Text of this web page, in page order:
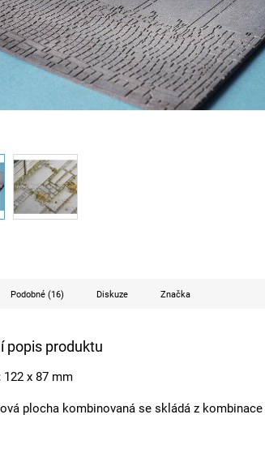
Podobné (16) Diskuze Značka
popis produktu
122 x 87 mm
plocha kombinovaná se skládá z